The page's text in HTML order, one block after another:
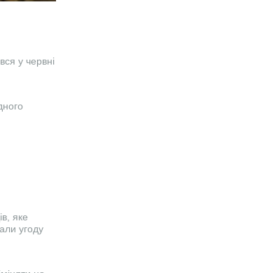
у червні
яке
угоду